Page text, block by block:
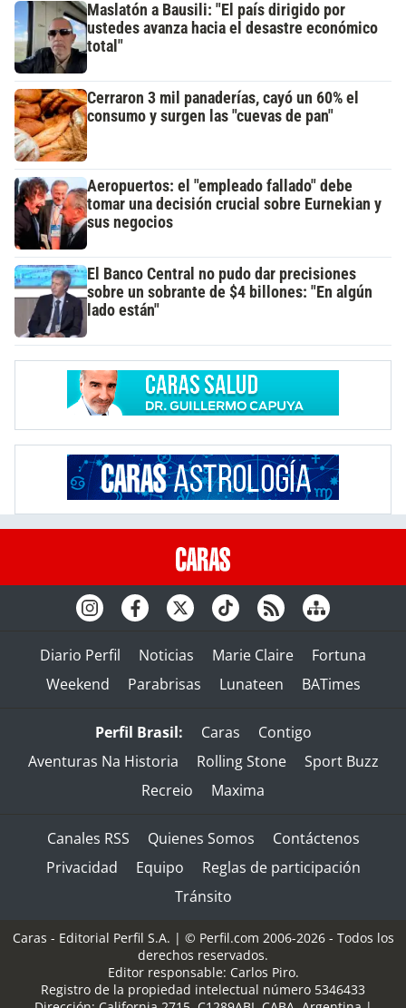
Maslatón a Bausili: "El país dirigido por
ustedes avanza hacia el desastre económico
total"
Cerraron 3 mil panaderías, cayó un 60% el
consumo y surgen las "cuevas de pan"
Aeropuertos: el "empleado fallado" debe
tomar una decisión crucial sobre Eurnekian y
sus negocios
El Banco Central no pudo dar precisiones
sobre un sobrante de $4 billones: "En algún
lado están"
Diario Perfil Noticias Marie Claire
Fortuna
Weekend
Parabrisas Lunateen BATimes
Perfil Brasil: Caras
Contigo
Aventuras Na Historia
Rolling Stone
Sport Buzz
Recreio
Maxima
Canales RSS Quienes Somos
Contáctenos
Privacidad
Equipo
Reglas de participación
Tránsito
Caras - Editorial Perfil S.A. | © Perfil.com 2006-2026 - Todos los
derechos reservados.
Editor responsable: Carlos Piro.
Registro de la propiedad intelectual número 5346433